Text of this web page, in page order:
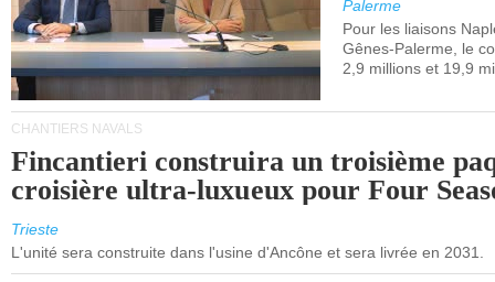
maritimes
occidentale.
Palerme
Pour les liaisons
Gênes-Palerme, le
2,9 millions et 19,9
CHANTIERS NAVALS
Fincantieri construira un troisième
croisière ultra-luxueux pour Four
Trieste
L'unité sera construite dans l'usine d'Ancône et sera livrée en 2031.